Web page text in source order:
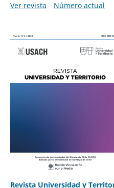
Ver revista
Número actual
Revista Universidad y